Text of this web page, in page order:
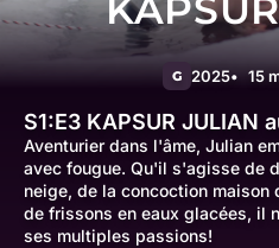
KAPSUR
G 2025 15
S1:E3 KAPSUR JULIAN
Aventurier dans l'âme, Julian
avec fougue. Qu'il s'agisse de
neige, de la concoction maison
de frissons en eaux glacées, il
ses multiples passions!